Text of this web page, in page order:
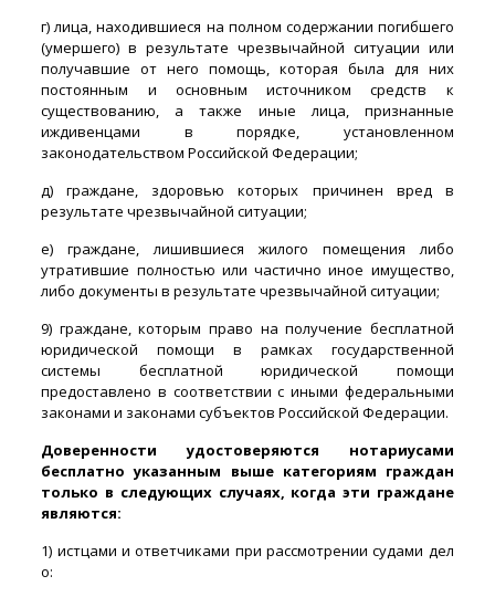
г) лица, находившиеся на полном содержании погибшего
(умершего) в результате чрезвычайной ситуации или
получавшие от него помощь, которая была для них
постоянным и основным источником средств к
существованию, а также иные лица, признанные
иждивенцами в порядке, установленном
законодательством Российской Федерации;
д) граждане, здоровью которых причинен вред в
результате чрезвычайной ситуации;
е) граждане, лишившиеся жилого помещения либо
утратившие полностью или частично иное имущество,
либо документы в результате чрезвычайной ситуации;
9) граждане, которым право на получение бесплатной
юридической помощи в рамках государственной
системы бесплатной юридической помощи
предоставлено в соответствии с иными федеральными
законами и законами субъектов Российской Федерации.
Доверенности удостоверяются нотариусами
бесплатно указанным выше категориям граждан
только в следующих случаях, когда эти граждане
являются:
1) истцами и ответчиками при рассмотрении судами дел
о: